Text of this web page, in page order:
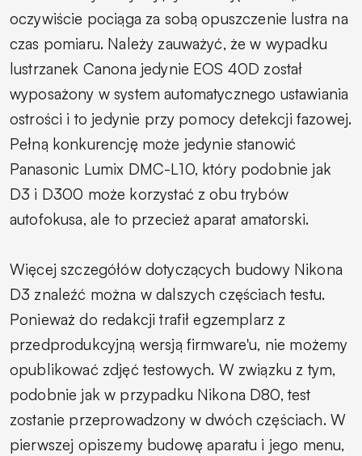
oczywiście pociąga za sobą opuszczenie lustra na
czas pomiaru. Należy zauważyć, że w wypadku
lustrzanek Canona jedynie EOS 40D został
wyposażony w system automatycznego ustawiania
ostrości i to jedynie przy pomocy detekcji fazowej.
Pełną konkurencję może jedynie stanowić
Panasonic Lumix DMC-L10, który podobnie jak
D3 i D300 może korzystać z obu trybów
autofokusa, ale to przecież aparat amatorski.
Więcej szczegółów dotyczących budowy Nikona
D3 znaleźć można w dalszych częściach testu.
Ponieważ do redakcji trafił egzemplarz z
przedprodukcyjną wersją firmware'u, nie możemy
opublikować zdjęć testowych. W związku z tym,
podobnie jak w przypadku Nikona D80, test
zostanie przeprowadzony w dwóch częściach. W
pierwszej opiszemy budowę aparatu i jego menu,